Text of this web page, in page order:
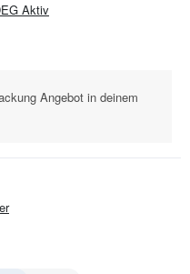
Aktiv
Angebot in deinem